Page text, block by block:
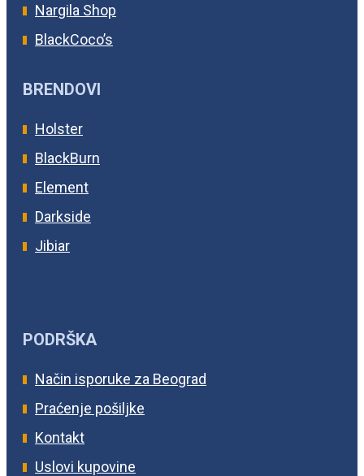
Nargila Shop
BlackCoco’s
BRENDOVI
Holster
BlackBurn
Element
Darkside
Jibiar
PODRŠKA
Način isporuke za Beograd
Praćenje pošiljke
Kontakt
Uslovi kupovine